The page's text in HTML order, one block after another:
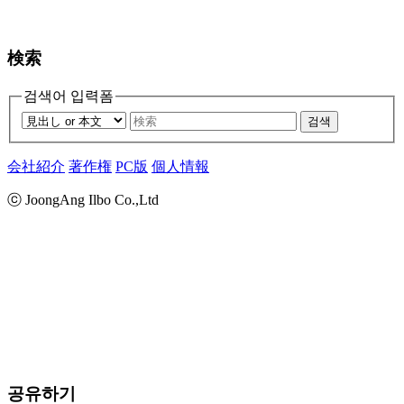
検索
검색어 입력폼
검색
会社紹介 著作権 PC版 個人情報
ⓒ JoongAng Ilbo Co.,Ltd
공유하기